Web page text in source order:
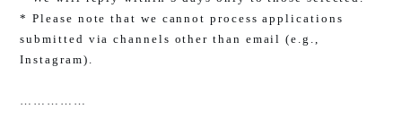
* Please note that we cannot process applications
submitted via channels other than email (e.g.,
Instagram).
……………